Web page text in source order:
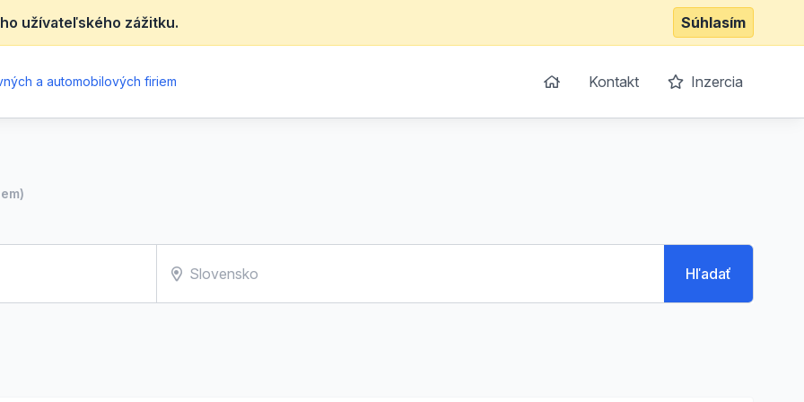
užívateľského zážitku. Súhlasím
a automobilových firiem Kontakt Inzercia
Hľadať